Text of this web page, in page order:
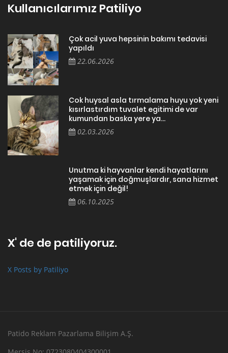
Kullanıcılarımız Patiliyo
Çok acil yuva hepsinin bakımı tedavisi
yapıldı
22.06.2026
Cok huysal asla tırmalama huyu yok yeni
kısırlastırdım tuvalet egitimi de var
kumundan baska yere ya...
02.03.2026
Unutma ki hayvanlar kendi hayatlarını
yaşamak için doğmuşlardır, sana hizmet
etmek için değil!
06.10.2025
X' de de patiliyoruz.
X Posts by Patiliyo
Patido Reklam Pazarlama Bilişim A.Ş.